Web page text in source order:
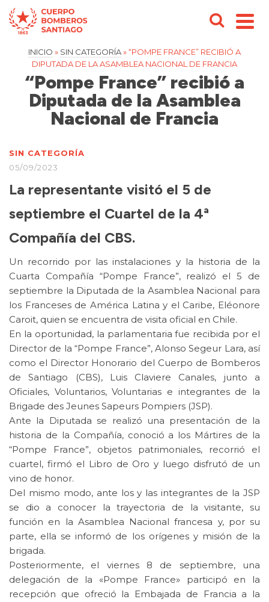
INICIO » SIN CATEGORÍA»“POMPE FRANCE” RECIBIÓ A
DIPUTADA DE LA ASAMBLEA NACIONAL DE FRANCIA
“Pompe France” recibió a
Diputada de la Asamblea
Nacional de Francia
SIN CATEGORÍA
05/09/2023
La representante visitó el 5 de
septiembre el Cuartel de la 4ª
Compañía del CBS.
Un recorrido por las instalaciones y la historia de la
Cuarta Compañía “Pompe France”, realizó el 5 de
septiembre la Diputada de la Asamblea Nacional para
los Franceses de América Latina y el Caribe, Eléonore
Caroit, quien se encuentra de visita oficial en Chile.
En la oportunidad, la parlamentaria fue recibida por el
Director de la “Pompe France”, Alonso Segeur Lara, así
como el Director Honorario del Cuerpo de Bomberos
de Santiago (CBS), Luis Claviere Canales, junto a
Oficiales, Voluntarios, Voluntarias e integrantes de la
Brigade des Jeunes Sapeurs Pompiers (JSP).
Ante la Diputada se realizó una presentación de la
historia de la Compañía, conoció a los Mártires de la
“Pompe France”, objetos patrimoniales, recorrió el
cuartel, firmó el Libro de Oro y luego disfrutó de un
vino de honor.
Del mismo modo, ante los y las integrantes de la JSP
se dio a conocer la trayectoria de la visitante, su
función en la Asamblea Nacional francesa y, por su
parte, ella se informó de los orígenes y misión de la
brigada.
Posteriormente, el viernes 8 de septiembre, una
delegación de la «Pompe France» participó en la
recepción que ofreció la Embajada de Francia a la